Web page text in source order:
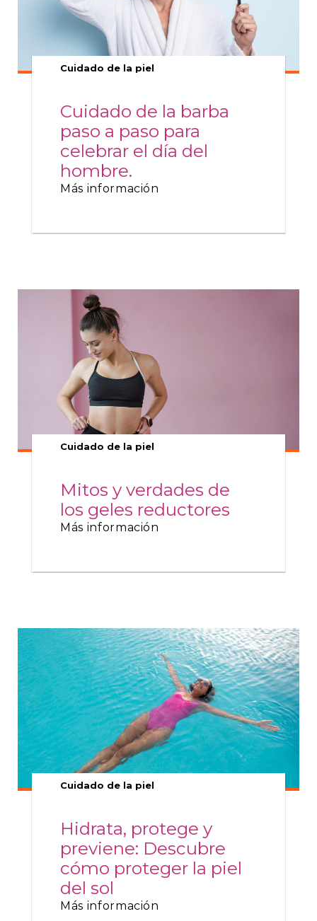
Cuidado de la piel
Cuidado de la barba
paso a paso para
celebrar el día del
hombre.
Más información
Cuidado de la piel
Mitos y verdades de
los geles reductores
Más información
Cuidado de la piel
Hidrata, protege y
previene: Descubre
cómo proteger la piel
del sol
Más información